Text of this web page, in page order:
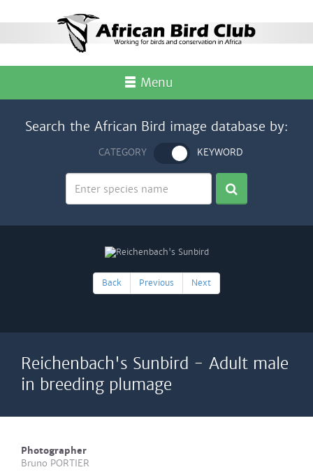
Menu
Search the African Bird image database by:
CATEGORY KEYWORD
Back Previous Next
Reichenbach's Sunbird - Adult male
in breeding plumage
Photographer
Bruno PORTIER